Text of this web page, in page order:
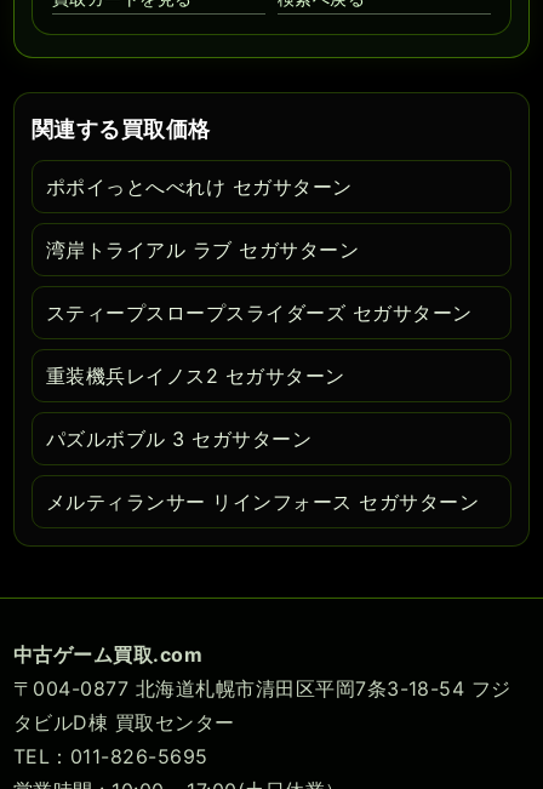
関連する買取価格
ポポイっとへべれけ セガサターン
湾岸トライアル ラブ セガサターン
スティープスロープスライダーズ セガサターン
重装機兵レイノス2 セガサターン
パズルボブル 3 セガサターン
メルティランサー リインフォース セガサターン
中古ゲーム買取.com
〒004-0877 北海道札幌市清田区平岡7条3-18-54 フジ
タビルD棟 買取センター
TEL：011-826-5695